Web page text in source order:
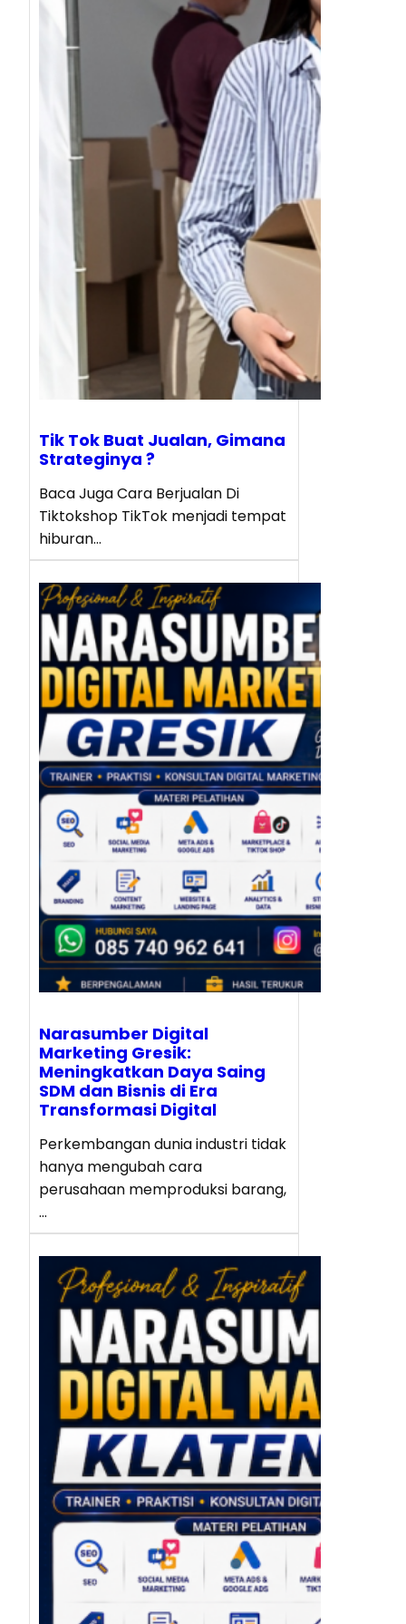
Tik Tok Buat Jualan, Gimana
Strateginya ?
Baca Juga Cara Berjualan Di
Tiktokshop TikTok menjadi tempat
hiburan…
Narasumber Digital
Marketing Gresik:
Meningkatkan Daya Saing
SDM dan Bisnis di Era
Transformasi Digital
Perkembangan dunia industri tidak
hanya mengubah cara
perusahaan memproduksi barang,
…